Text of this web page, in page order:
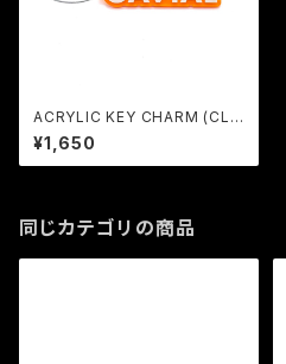
ACRYLIC KEY CHARM (CLE
AR ORANGE / WHITE) GAVI
AL
¥1,650
同じカテゴリの商品